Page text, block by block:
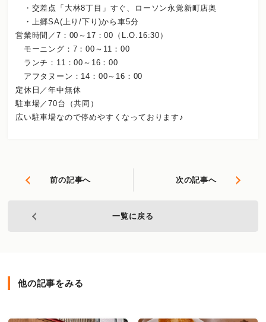
・交差点「大林8丁目」すぐ、ローソン永覚新町店奥
・上郷SA(上り/下り)から車5分
営業時間／7：00～17：00（L.O.16:30）
モーニング：7：00～11：00
ランチ：11：00～16：00
アフタヌーン：14：00～16：00
定休日／年中無休
駐車場／70台（共同）
広い駐車場なので停めやすくなっております♪
前の記事へ 次の記事へ
一覧に戻る
他の記事をみる